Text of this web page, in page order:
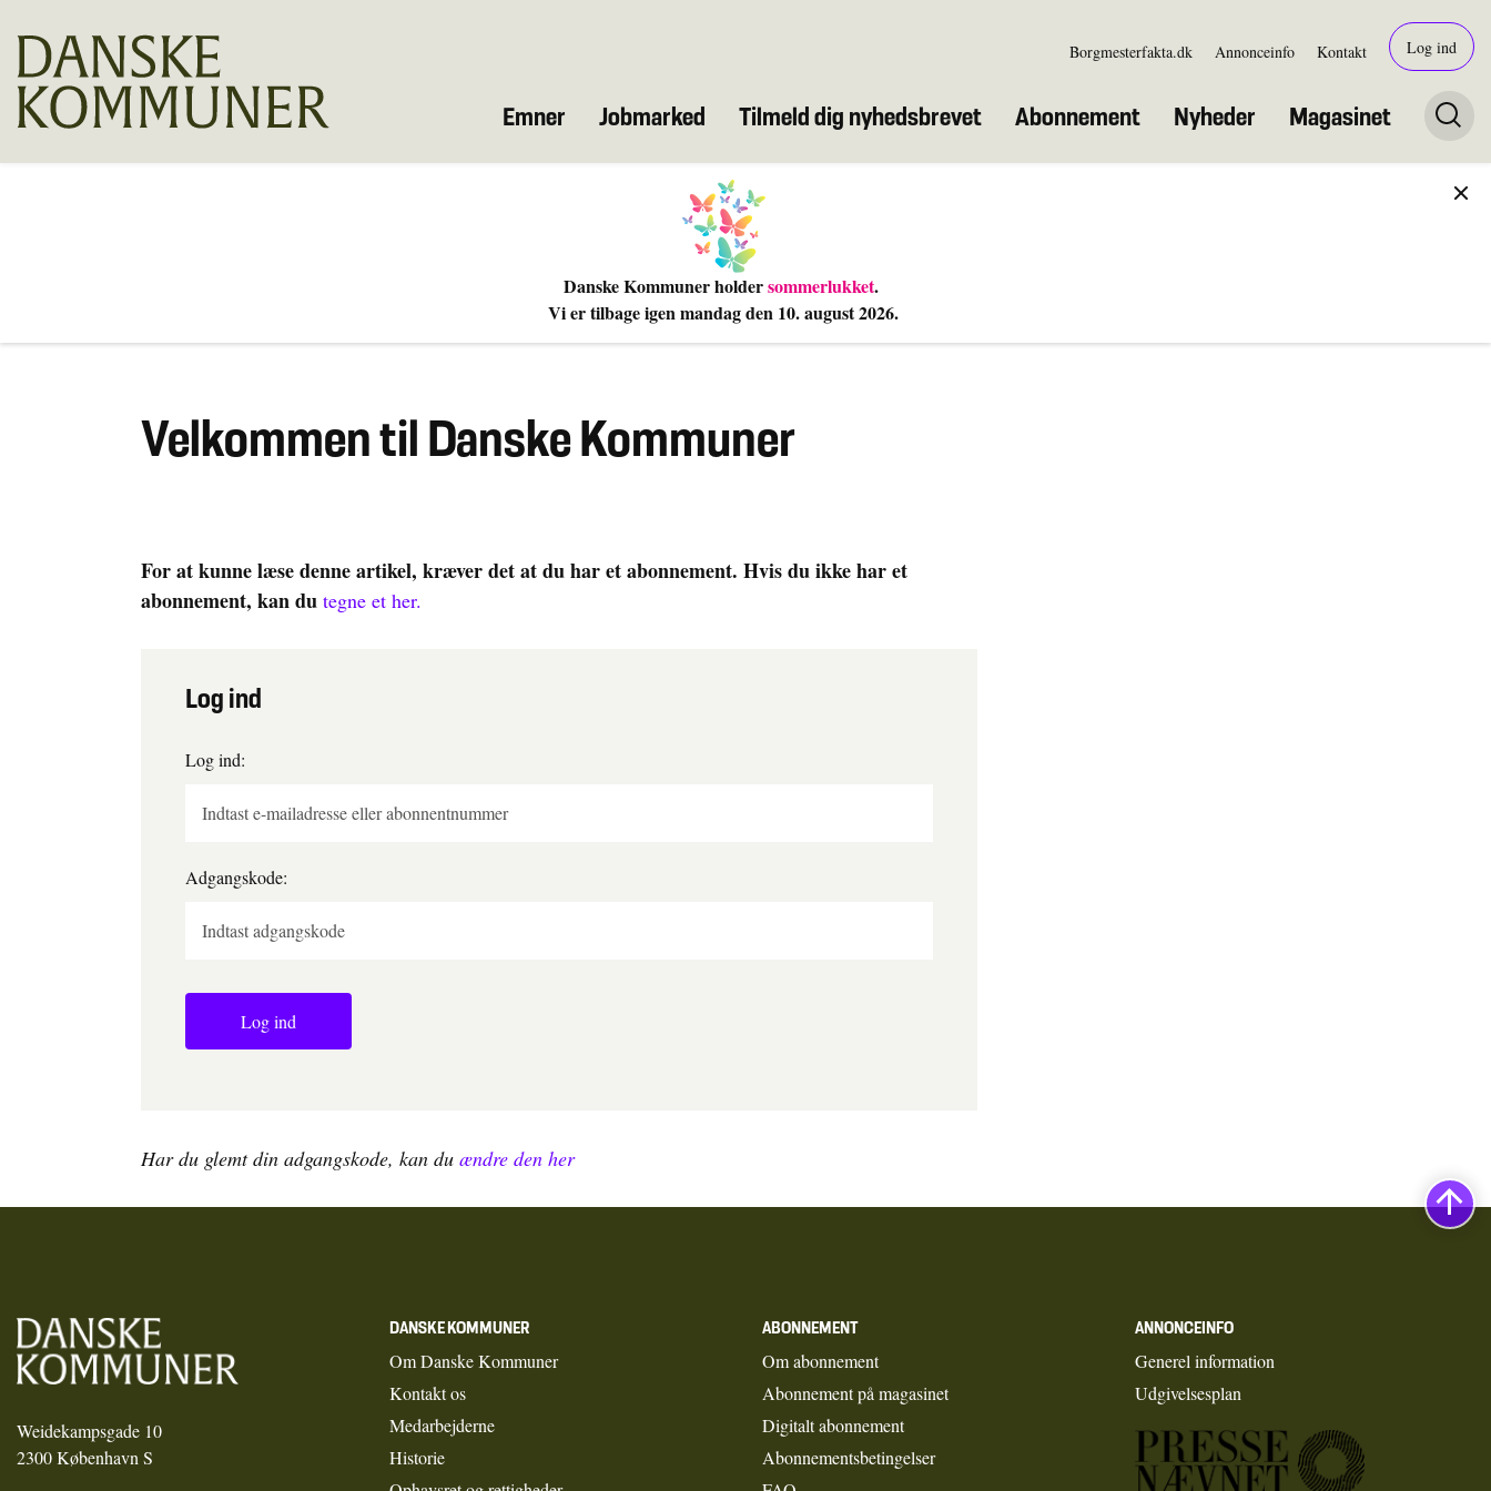
Borgmesterfakta.dk Annonceinfo Kontakt Log ind
Emner Jobmarked Tilmeld dig nyhedsbrevet Abonnement Nyheder Magasinet
Danske Kommuner holdersommerlukket.
Vi er tilbage igen mandag den 10. august 2026.
Velkommen til Danske Kommuner
For at kunne læse denne artikel, kræver det at du har et abonnement. Hvis du ikke har et
abonnement, kan du tegne et her.
Log ind
Log ind:
Adgangskode:
Log ind
Har du glemt din adgangskode, kan du ændre den her
Weidekampsgade 10
2300 København S
DANSKE KOMMUNER
Om Danske Kommuner
Kontakt os
Medarbejderne
Historie
ABONNEMENT
Om abonnement
Abonnement på magasinet
Digitalt abonnement
Abonnementsbetingelser
ANNONCEINFO
Generel information
Udgivelsesplan